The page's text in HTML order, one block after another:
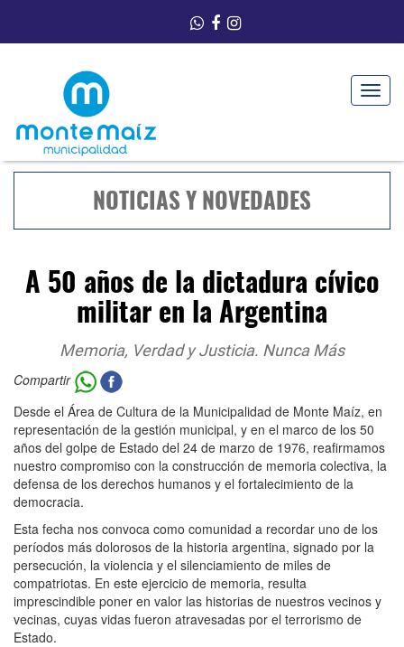
Toggle
NOTICIAS Y NOVEDADES
A 50 años de la dictadura cívico
militar en la Argentina
Memoria, Verdad y Justicia. Nunca Más
Compartir
Desde el Área de Cultura de la Municipalidad de Monte Maíz, en
representación de la gestión municipal, y en el marco de los 50
años del golpe de Estado del 24 de marzo de 1976, reafirmamos
nuestro compromiso con la construcción de memoria colectiva, la
defensa de los derechos humanos y el fortalecimiento de la
democracia.
Esta fecha nos convoca como comunidad a recordar uno de los
períodos más dolorosos de la historia argentina, signado por la
persecución, la violencia y el silenciamiento de miles de
compatriotas. En este ejercicio de memoria, resulta
imprescindible poner en valor las historias de nuestros vecinos y
vecinas, cuyas vidas fueron atravesadas por el terrorismo de
Estado.